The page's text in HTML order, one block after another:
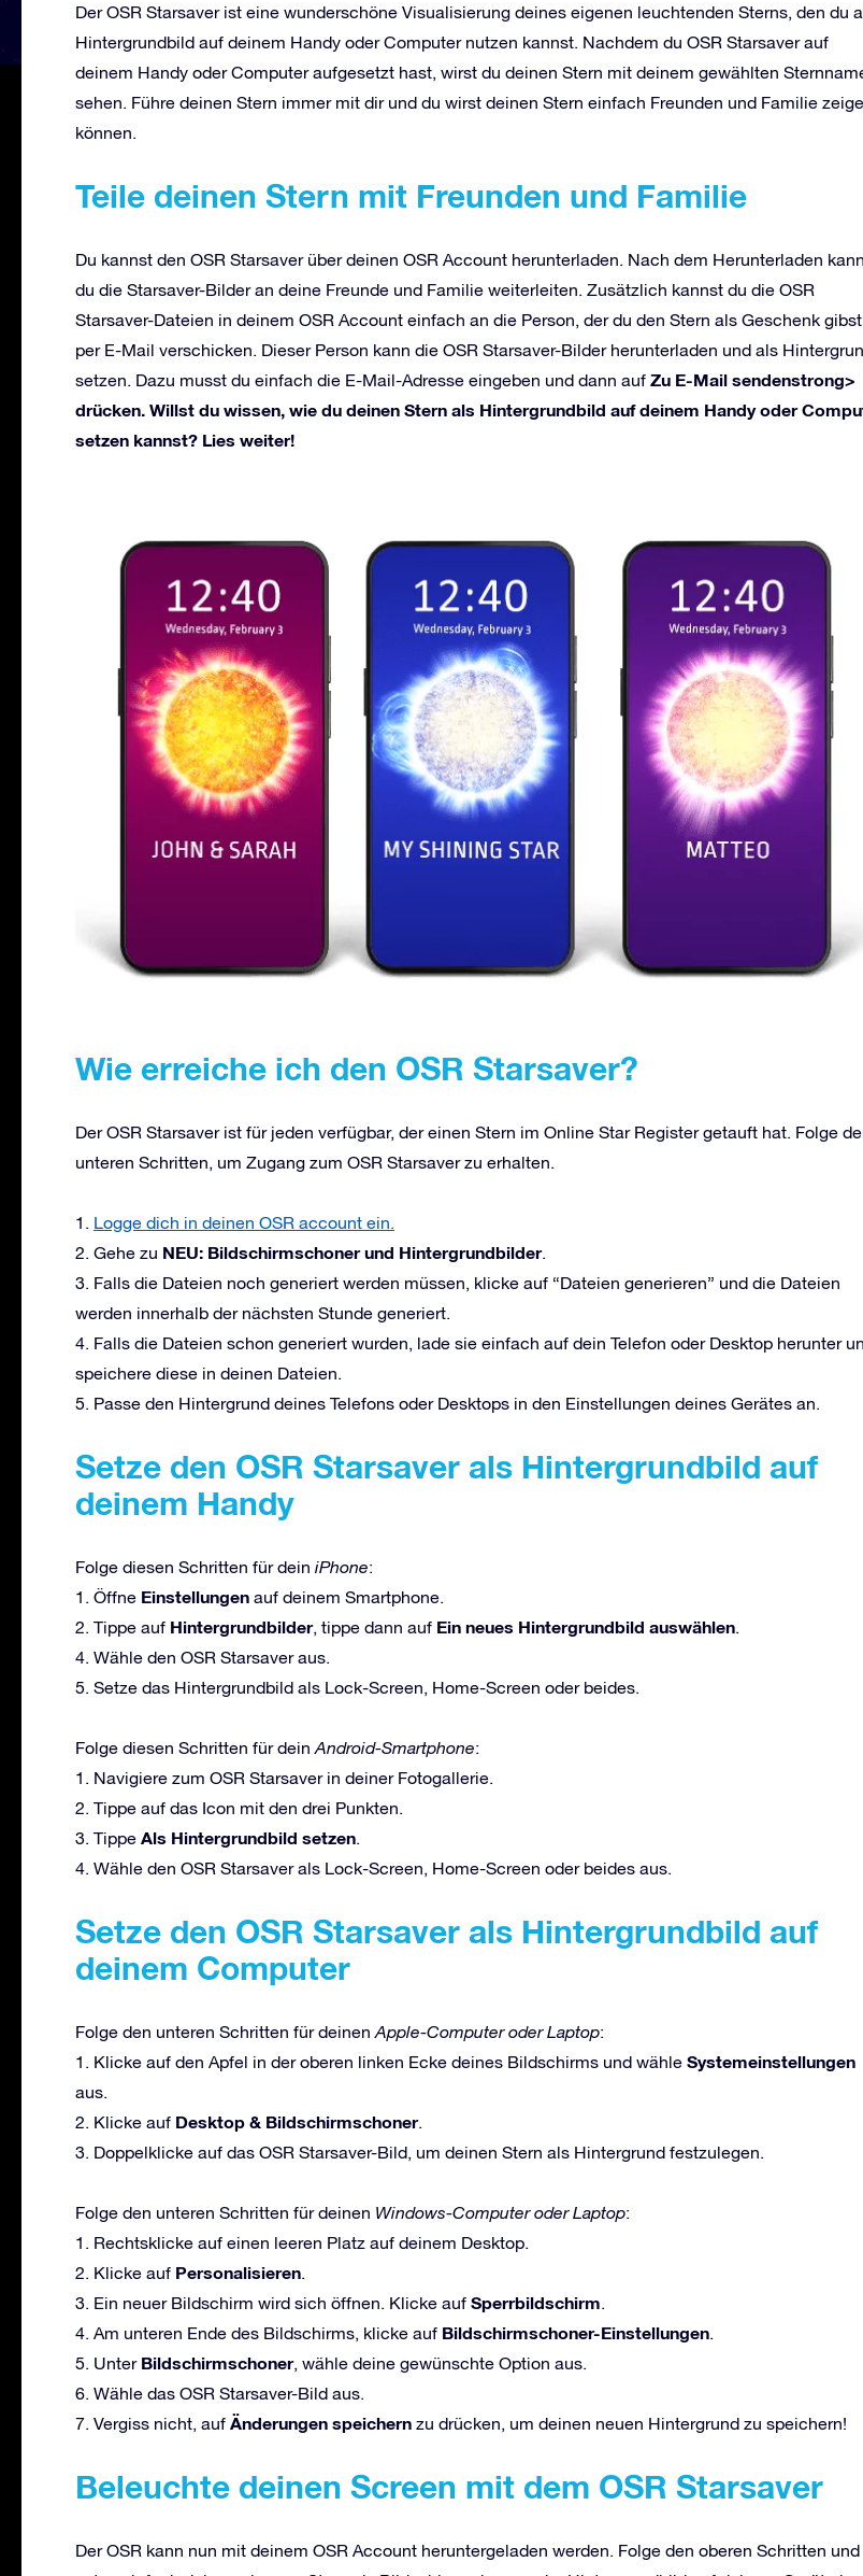
Der OSR Starsaver ist eine wunderschöne Visualisierung deines eigenen leuchtenden Sterns, den du
Hintergrundbild auf deinem Handy oder Computer nutzen kannst. Nachdem du OSR Starsaver auf
deinem Handy oder Computer aufgesetzt hast, wirst du deinen Stern mit deinem gewählten
sehen. Führe deinen Stern immer mit dir und du wirst deinen Stern einfach Freunden und Familie
können.
Teile deinen Stern mit Freunden und Familie
Du kannst den OSR Starsaver über deinen OSR Account herunterladen. Nach dem Herunterladen
du die Starsaver-Bilder an deine Freunde und Familie weiterleiten. Zusätzlich kannst du die OSR
Starsaver-Dateien in deinem OSR Account einfach an die Person, der du den Stern als Geschenk
per E-Mail verschicken. Dieser Person kann die OSR Starsaver-Bilder herunterladen und als
setzen. Dazu musst du einfach die E-Mail-Adresse eingeben und dann auf Zu E-Mail sendenstrong>
drücken. Willst du wissen, wie du deinen Stern als Hintergrundbild auf deinem Handy oder
setzen kannst? Lies weiter!
Wie erreiche ich den OSR Starsaver?
Der OSR Starsaver ist für jeden verfügbar, der einen Stern im Online Star Register getauft hat. Folge
unteren Schritten, um Zugang zum OSR Starsaver zu erhalten.
1. Logge dich in deinen OSR account ein.
2. Gehe zu NEU: Bildschirmschoner und Hintergrundbilder.
3. Falls die Dateien noch generiert werden müssen, klicke auf “Dateien generieren” und die Dateien
werden innerhalb der nächsten Stunde generiert.
4. Falls die Dateien schon generiert wurden, lade sie einfach auf dein Telefon oder Desktop herunter
speichere diese in deinen Dateien.
5. Passe den Hintergrund deines Telefons oder Desktops in den Einstellungen deines Gerätes an.
Setze den OSR Starsaver als Hintergrundbild auf
deinem Handy
Folge diesen Schritten für dein iPhone:
1. Öffne Einstellungen auf deinem Smartphone.
2. Tippe auf Hintergrundbilder, tippe dann auf Ein neues Hintergrundbild auswählen.
4. Wähle den OSR Starsaver aus.
5. Setze das Hintergrundbild als Lock-Screen, Home-Screen oder beides.
Folge diesen Schritten für dein Android-Smartphone:
1. Navigiere zum OSR Starsaver in deiner Fotogallerie.
2. Tippe auf das Icon mit den drei Punkten.
3. Tippe Als Hintergrundbild setzen.
4. Wähle den OSR Starsaver als Lock-Screen, Home-Screen oder beides aus.
Setze den OSR Starsaver als Hintergrundbild auf
deinem Computer
Folge den unteren Schritten für deinen Apple-Computer oder Laptop:
1. Klicke auf den Apfel in der oberen linken Ecke deines Bildschirms und wähle Systemeinstellungen
aus.
2. Klicke auf Desktop & Bildschirmschoner.
3. Doppelklicke auf das OSR Starsaver-Bild, um deinen Stern als Hintergrund festzulegen.
Folge den unteren Schritten für deinen Windows-Computer oder Laptop:
1. Rechtsklicke auf einen leeren Platz auf deinem Desktop.
2. Klicke auf Personalisieren.
3. Ein neuer Bildschirm wird sich öffnen. Klicke auf Sperrbildschirm.
4. Am unteren Ende des Bildschirms, klicke auf Bildschirmschoner-Einstellungen.
5. Unter Bildschirmschoner, wähle deine gewünschte Option aus.
6. Wähle das OSR Starsaver-Bild aus.
7. Vergiss nicht, auf Änderungen speichern zu drücken, um deinen neuen Hintergrund zu speichern!
Beleuchte deinen Screen mit dem OSR Starsaver
Der OSR kann nun mit deinem OSR Account heruntergeladen werden. Folge den oberen Schritten und